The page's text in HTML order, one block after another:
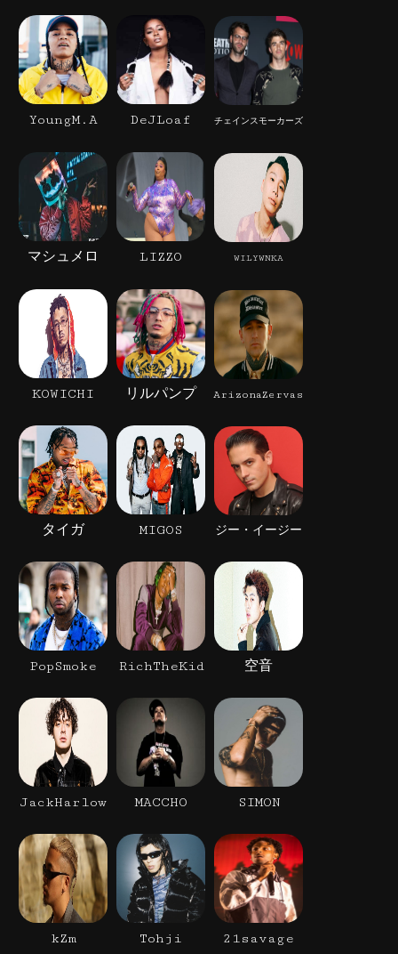
YoungM.A DeJLoaf チェインスモーカーズ
マシュメロ LIZZO WILYWNKA
KOWICHI リルパンプ ArizonaZervas
タイガ MIGOS ジー・イージー
PopSmoke RichTheKid 空音
JackHarlow MACCHO SIMON
kZm Tohji 21savage